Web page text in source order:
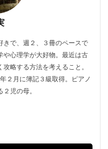
きで、週２、３冊のペースで
や心理学が大好物。最近は古
略する方法を考えること。
２月に簿記３級取得。ピアノ
児の母。